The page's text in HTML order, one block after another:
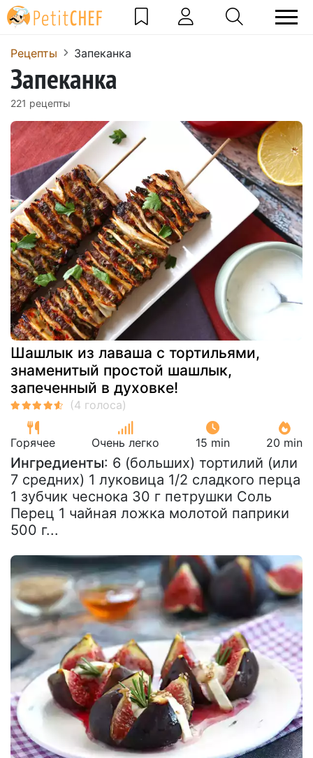
Pецепты Запеканка
Запеканка
221 pецепты
Шашлык из лаваша с тортильями,
знаменитый простой шашлык,
запеченный в духовке!
Горячее Очень легко 15 min 20 min
Ингредиенты: 6 (больших) тортилий (или
7 средних) 1 луковица 1/2 сладкого перца
1 зубчик чеснока 30 г петрушки Соль
Перец 1 чайная ложка молотой паприки
500 г...